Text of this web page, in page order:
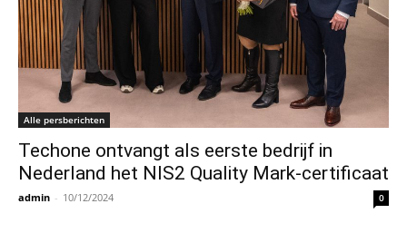
Alle persberichten
Techone ontvangt als eerste bedrijf in
Nederland het NIS2 Quality Mark-certificaat
admin - 10/12/2024 0